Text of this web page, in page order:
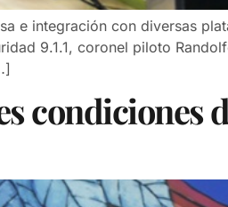
e integración con diversas
9.1.1, coronel piloto
condiciones